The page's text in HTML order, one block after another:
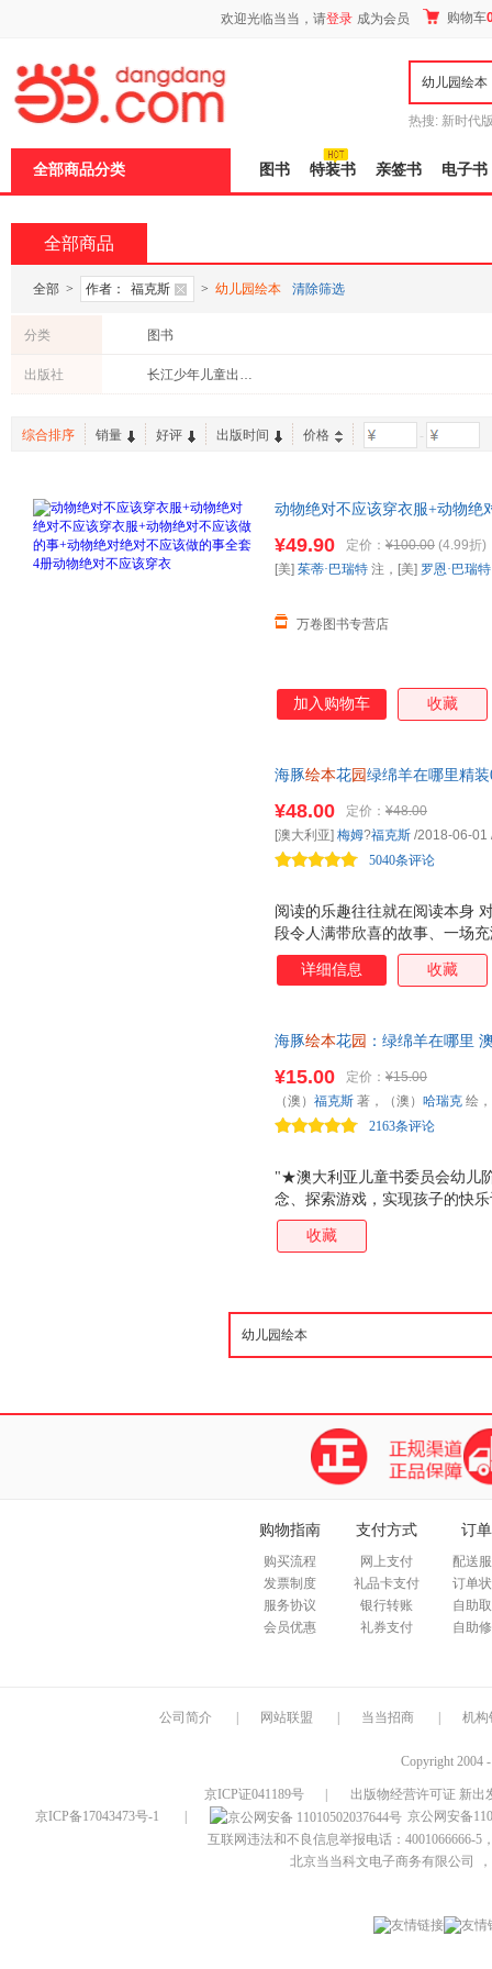
欢迎光临当当，请登录 成为会员 购物车
热搜: 新时代
全部商品分类 图书 特装书 亲签书 电子书
全部商品
全部 > 作者： 福克斯 > 幼儿园绘本 清除筛选
分类 图书
出版社 长江少年儿童出版社
综合排序 销量 好评 出版时间 价格 -
动物绝对不应该穿衣服+动物绝
¥49.90 定价： ¥100.00 (4.99折)
万卷图书专营店
[美] 茱蒂·巴瑞特 注，[美] 罗恩·巴瑞特
加入购物车 收藏
海豚绘本花园 绿绵羊在哪里精
认知、对比概念、探索游戏，
阅读的乐趣往往就在阅读本身
段令人满带欣喜的故事、一场
加富有乐趣。《绿绵羊在哪里
时，初步涉及颜色认知、对比
¥48.00 定价： ¥48.00
5040条评论
[澳大利亚] 梅姆?福克斯 /2018-06-01
详细信息 收藏
海豚绘本花园 ：绿绵羊在哪里
出品)
"★澳大利亚儿童书委员会幼儿
念、探索游戏，实现孩子的快
耐心的性格和乐观的生活态度
来说，一个富有吸引力的书名
戏等内容，让他们在阅读的过
度。"
¥15.00 定价： ¥15.00
2163条评论
（澳） 福克斯 著，（澳） 哈瑞克 绘，
收藏
页
加
购物指南
购买流程
发票制度
服务协议
会员优惠
支付方式
网上支付
礼品卡支付
银行转账
礼券支付
订
配送
订单
自助
自助
公司简介 网站联盟 当当招商 机构
Copyright 2004
京ICP证041189号
出版物经营许可证 新出
京ICP备17043473号-1
京公网安备
互联网违法和不良信息举报电话：4001066666-5
北京当当科文电子商务有限公司